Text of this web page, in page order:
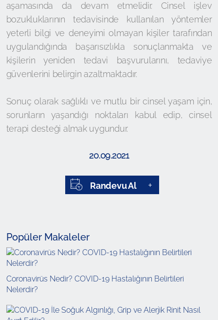
aşamasında da devam etmelidir. Cinsel işlev
bozukluklarının tedavisinde kullanılan yöntemler
yeterli bilgi ve deneyimi olmayan kişiler tarafından
uygulandığında başarısızlıkla sonuçlanmakta ve
kişilerin yeniden tedavi başvurularını, tedaviye
güvenlerini belirgin azaltmaktadır.
Sonuç olarak sağlıklı ve mutlu bir cinsel yaşam için,
sorunların yaşandığı noktaları kabul edip, cinsel
terapi desteği almak uygundur.
20.09.2021
Randevu Al
Popüler Makaleler
Coronavirüs Nedir? COVID-19 Hastalığının Belirtileri
Nelerdir?